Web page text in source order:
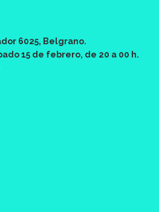
6025, Belgrano.
15 de febrero, de 20 a 00 h.